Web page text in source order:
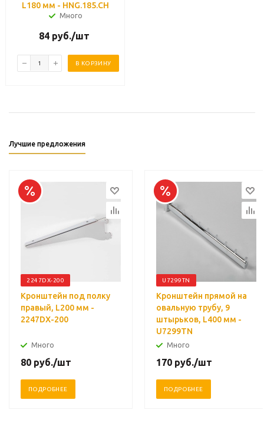
L180 мм - HNG.185.CH
Много
84 руб./шт
В КОРЗИНУ
Лучшие предложения
2247DX-200
Кронштейн под полку
правый, L200 мм -
2247DX-200
Много
80 руб./шт
ПОДРОБНЕЕ
U7299TN
Кронштейн прямой на
овальную трубу, 9
штырьков, L400 мм -
U7299TN
Много
170 руб./шт
ПОДРОБНЕЕ